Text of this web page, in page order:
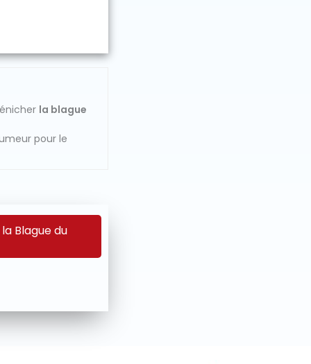
la blague
pour le
Blague du